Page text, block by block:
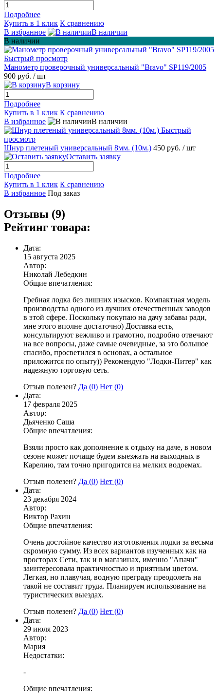
Подробнее
Купить в 1 клик К сравнению
В избранное
В наличии
В наличии
Быстрый просмотр
Манометр проверочный универсальный "Bravo" SP119/2005
900 руб. / шт
В корзину
Подробнее
Купить в 1 клик К сравнению
В избранное
В наличии
Быстрый
просмотр
Шнур плетеный универсальный 8мм. (10м.) 450 руб. / шт
Оставить заявку
Подробнее
Купить в 1 клик К сравнению
В избранное Под заказ
Отзывы (9)
Рейтинг товара:
Дата:
15 августа 2025
Автор:
Николай Лебедкин
Общие впечатления:
Гребная лодка без лишних изысков. Компактная модель
производства одного из лучших отечественных заводов
в этой сфере. Поскольку покупаю на дачу забавы ради,
мне этого вполне достаточно) Доставка есть,
консультируют вежливо и грамотно, подробно отвечают
на все вопросы, даже самые очевидные, за это большое
спасибо, просветился в основах, а остальное
приложится по опыту)) Рекомендую "Лодки-Питер" как
надежную торговую сеть.
Отзыв полезен? Да (0) Нет (0)
Дата:
17 февраля 2025
Автор:
Дьяченко Саша
Общие впечатления:
Взяли просто как дополнение к отдыху на даче, в новом
сезоне может почаще будем выезжать на выходных в
Карелию, там точно пригодится на мелких водоемах.
Отзыв полезен? Да (0) Нет (0)
Дата:
23 декабря 2024
Автор:
Виктор Рахин
Общие впечатления:
Очень достойное качество изготовления лодки за весьма
скромную сумму. Из всех вариантов изученных как на
просторах Сети, так и в магазинах, именно "Апачи"
заинтересовала практичностью и приятным цветом.
Легкая, но плавучая, водную преграду преодолеть на
такой не составит труда. Планируем использование на
туристических выездах.
Отзыв полезен? Да (0) Нет (0)
Дата:
29 июля 2023
Автор:
Мария
Недостатки:
-
Общие впечатления: